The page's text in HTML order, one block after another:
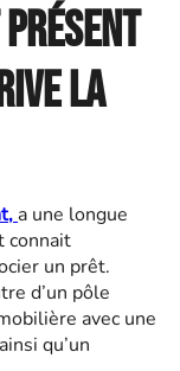
présent
la
a une longue
connait
un prêt.
d’un pôle
avec une
qu’un